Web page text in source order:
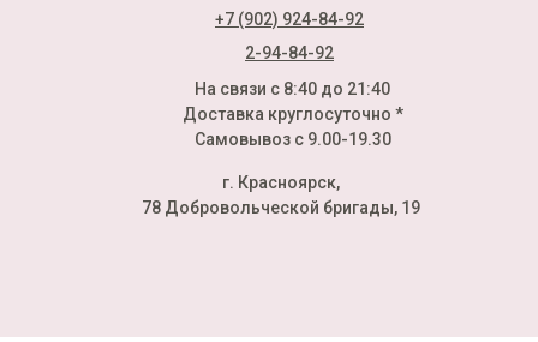
На связи с 8:40 до 21:40
Доставка круглосуточно *
Самовывоз с 9.00-19.30
г. Красноярск,
78 Добровольческой бригады, 19
+7 (902) 924-84-92
2-94-84-92